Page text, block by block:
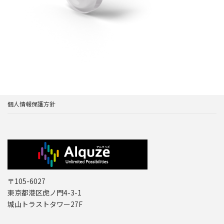
個人情報保護方針
〒105-6027
東京都港区虎ノ門4-3-1
城山トラストタワー27F